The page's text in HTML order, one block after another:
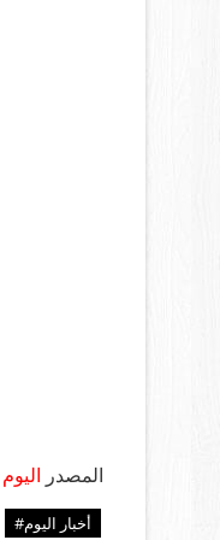
المصدر
أخبار اليوم#